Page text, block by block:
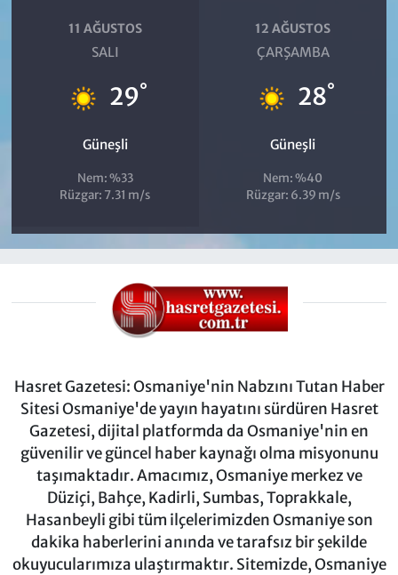
11 AĞUSTOS
SALI
29°
Güneşli
Nem: %33
Rüzgar: 7.31 m/s
12 AĞUSTOS
ÇARŞAMBA
28°
Güneşli
Nem: %40
Rüzgar: 6.39 m/s
Hasret Gazetesi: Osmaniye'nin Nabzını Tutan Haber
Sitesi Osmaniye'de yayın hayatını sürdüren Hasret
Gazetesi, dijital platformda da Osmaniye'nin en
güvenilir ve güncel haber kaynağı olma misyonunu
taşımaktadır. Amacımız, Osmaniye merkez ve
Düziçi, Bahçe, Kadirli, Sumbas, Toprakkale,
Hasanbeyli gibi tüm ilçelerimizden Osmaniye son
dakika haberlerini anında ve tarafsız bir şekilde
okuyucularımıza ulaştırmaktır. Sitemizde, Osmaniye